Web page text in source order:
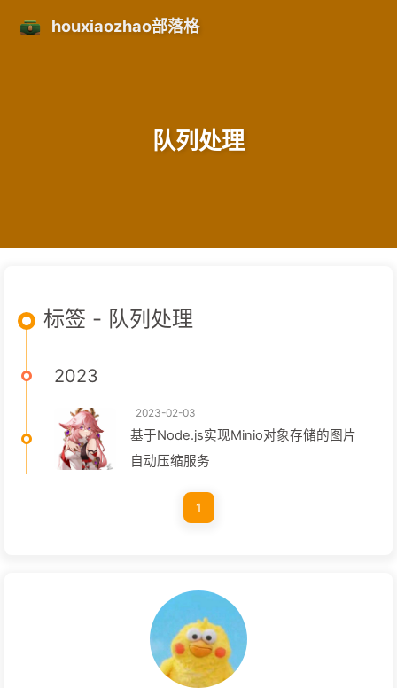
houxiaozhao部落格
队列处理
标签 - 队列处理
2023
2023-02-03
基于Node.js实现Minio对象存储的图片
自动压缩服务
1